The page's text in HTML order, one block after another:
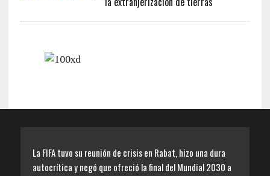
La FIFA tuvo su reunión de crisis en Rabat, hizo una dura
autocrítica y negó que ofreció la final del Mundial 2030 a